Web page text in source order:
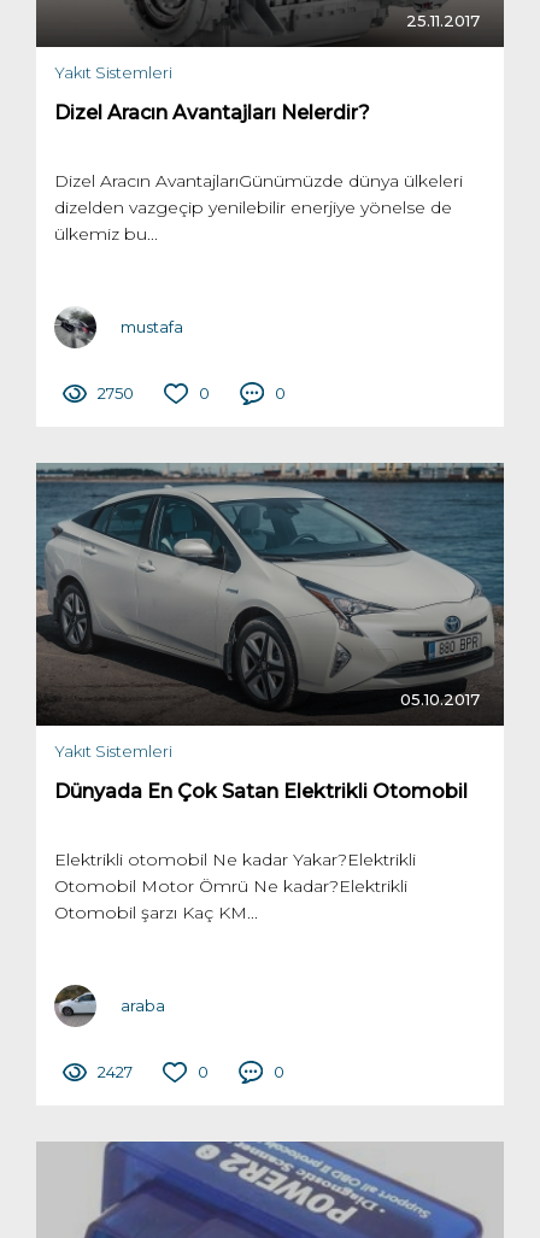
25.11.2017
Yakıt Sistemleri
Dizel Aracın Avantajları Nelerdir?
Dizel Aracın AvantajlarıGünümüzde dünya ülkeleri
dizelden vazgeçip yenilebilir enerjiye yönelse de
ülkemiz bu...
mustafa
2750 0 0
05.10.2017
Yakıt Sistemleri
Dünyada En Çok Satan Elektrikli Otomobil
Elektrikli otomobil Ne kadar Yakar?Elektrikli
Otomobil Motor Ömrü Ne kadar?Elektrikli
Otomobil şarzı Kaç KM...
araba
2427 0 0